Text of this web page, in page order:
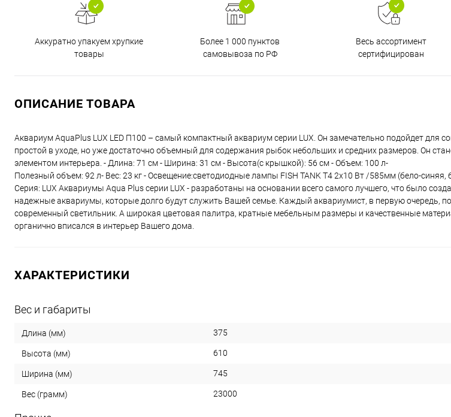
Аккуратно упакуем хрупкие
товары
Более 1 000 пунктов
самовывоза по РФ
Весь ассортимент
сертифицирован
ОПИСАНИЕ ТОВАРА
Аквариум AquaPlus LUX LED П100 – самый компактный аквариум серии LUX. Он замечательно подойдет для
простой в уходе, но уже достаточно объемный для содержания рыбок небольших и средних размеров. Он
элементом интерьера. - Длина: 71 см - Ширина: 31 см - Высота(с крышкой): 56 см - Объем: 100 л-
Полезный объем: 92 л- Вес: 23 кг - Освещение:светодиодные лампы FISH TANK T4 2х10 Вт /585мм (бело-синяя,
Серия: LUX Аквариумы Aqua Plus серии LUX - разработаны на основании всего самого лучшего, что было
надежные аквариумы, которые долго будут служить Вашей семье. Каждый аквариумист, в первую очередь,
современный светильник. А широкая цветовая палитра, кратные мебельным размеры и качественные
органично вписался в интерьер Вашего дома.
ХАРАКТЕРИСТИКИ
Вес и габариты
Длина (мм) 375
Высота (мм) 610
Ширина (мм) 745
Вес (грамм) 23000